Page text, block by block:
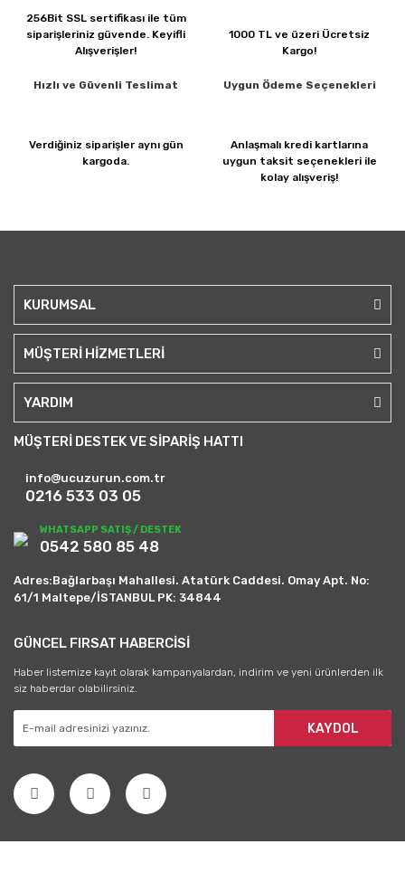
256Bit SSL sertifikası ile tüm
siparişleriniz güvende. Keyifli
Alışverişler!
1000 TL ve üzeri Ücretsiz
Kargo!
Hızlı ve Güvenli Teslimat
Verdiğiniz siparişler aynı gün
kargoda.
Uygun Ödeme Seçenekleri
Anlaşmalı kredi kartlarına
uygun taksit seçenekleri ile
kolay alışveriş!
KURUMSAL
MÜŞTERİ HİZMETLERİ
YARDIM
MÜŞTERİ DESTEK VE SİPARİŞ HATTI
info@ucuzurun.com.tr
0216 533 03 05
WHATSAPP SATIŞ / DESTEK
0542 580 85 48
Adres:Bağlarbaşı Mahallesi. Atatürk Caddesi. Omay Apt. No:
61/1 Maltepe/İSTANBUL PK: 34844
GÜNCEL FIRSAT HABERCİSİ
Haber listemize kayıt olarak kampanyalardan, indirim ve yeni ürünlerden ilk
siz haberdar olabilirsiniz.
KAYDOL